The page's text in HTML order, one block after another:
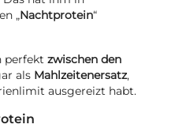
„Nachtprotein“
perfekt zwischen den
als Mahlzeitenersatz,
ausgereizt habt.